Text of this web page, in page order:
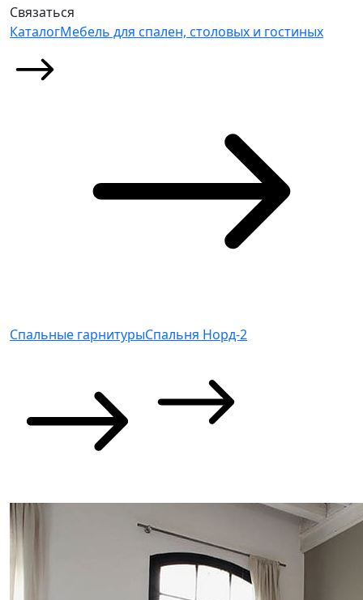
Связаться
КаталогМебель для спален, столовых и гостиных
Спальные гарнитурыСпальня Норд-2